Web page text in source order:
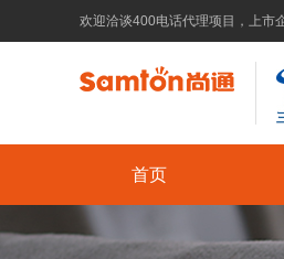
欢迎洽谈400电话代理项目，上市
首页